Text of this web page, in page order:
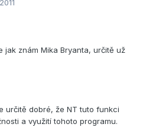
jak znám Mika Bryanta, určitě už
určitě dobré, že NT tuto funkci
a využití tohoto programu.